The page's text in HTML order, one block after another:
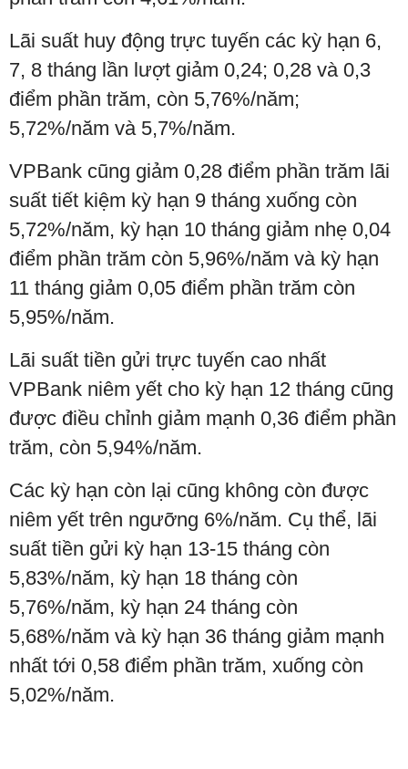
Lãi suất huy động trực tuyến các kỳ hạn 6,
7, 8 tháng lần lượt giảm 0,24; 0,28 và 0,3
điểm phần trăm, còn 5,76%/năm;
5,72%/năm và 5,7%/năm.
VPBank cũng giảm 0,28 điểm phần trăm lãi
suất tiết kiệm kỳ hạn 9 tháng xuống còn
5,72%/năm, kỳ hạn 10 tháng giảm nhẹ 0,04
điểm phần trăm còn 5,96%/năm và kỳ hạn
11 tháng giảm 0,05 điểm phần trăm còn
5,95%/năm.
Lãi suất tiền gửi trực tuyến cao nhất
VPBank niêm yết cho kỳ hạn 12 tháng cũng
được điều chỉnh giảm mạnh 0,36 điểm phần
trăm, còn 5,94%/năm.
Các kỳ hạn còn lại cũng không còn được
niêm yết trên ngưỡng 6%/năm. Cụ thể, lãi
suất tiền gửi kỳ hạn 13-15 tháng còn
5,83%/năm, kỳ hạn 18 tháng còn
5,76%/năm, kỳ hạn 24 tháng còn
5,68%/năm và kỳ hạn 36 tháng giảm mạnh
nhất tới 0,58 điểm phần trăm, xuống còn
5,02%/năm.